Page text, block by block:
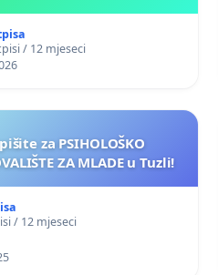
/ 12 mjeseci
za PSIHOLOŠKO
ZA MLADE u Tuzli!
/ 12 mjeseci